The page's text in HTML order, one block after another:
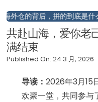
拼的到底是什么？ 8
共赴山海，爱你老
满结束
Published On: 24 3 月, 2026
导读： 2026年3月15
欢聚一堂，共同参与